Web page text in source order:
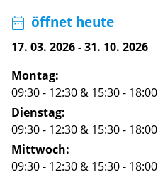
Ladeöffnet heute
17. 03. 2026-31. 10. 2026
Montag:
09:30 - 12:30 & 15:30 - 18:00
Dienstag:
09:30 - 12:30 & 15:30 - 18:00
Mittwoch:
09:30 - 12:30 & 15:30 - 18:00